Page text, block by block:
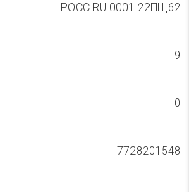
РОСС RU.0001.22ПЩ62
9
0
7728201548